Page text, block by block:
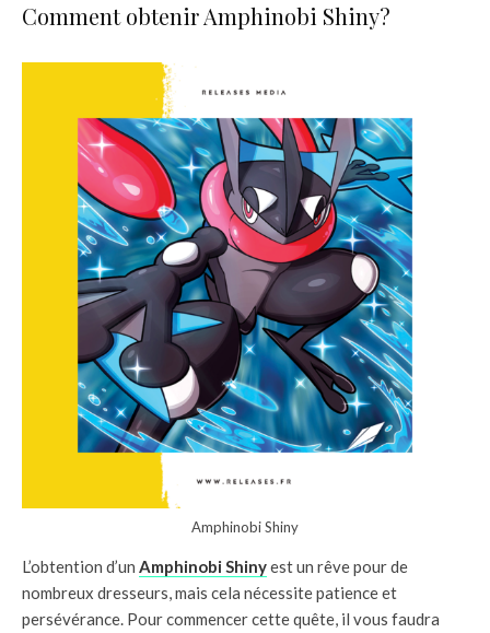
Comment obtenir Amphinobi Shiny?
Amphinobi Shiny
L’obtention d’un Amphinobi Shinyest un rêve pour de
nombreux dresseurs, mais cela nécessite patience et
persévérance. Pour commencer cette quête, il vous faudra